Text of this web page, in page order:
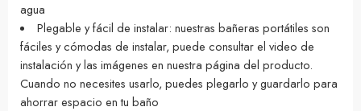
agua
Plegable y fácil de instalar: nuestras bañeras portátiles son
fáciles y cómodas de instalar, puede consultar el video de
instalación y las imágenes en nuestra página del producto.
Cuando no necesites usarlo, puedes plegarlo y guardarlo para
ahorrar espacio en tu baño